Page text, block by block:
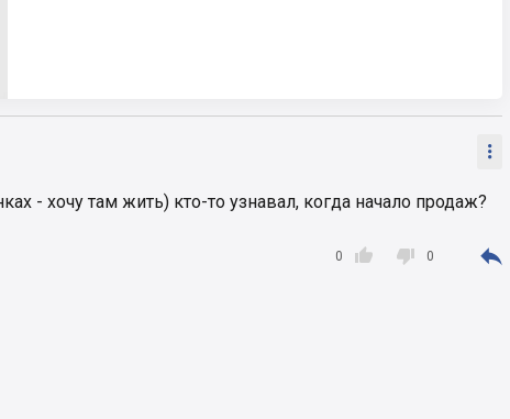

- хочу там жить) кто-то узнавал, когда начало продаж?

0  0 